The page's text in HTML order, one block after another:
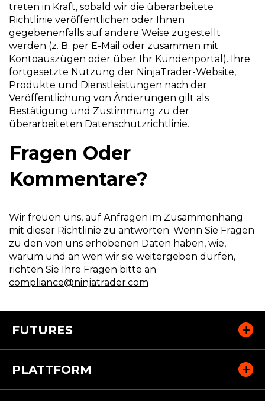
treten in Kraft, sobald wir die überarbeitete
Richtlinie veröffentlichen oder Ihnen
gegebenenfalls auf andere Weise zugestellt
werden (z. B. per E-Mail oder zusammen mit
Kontoauszügen oder über Ihr Kundenportal). Ihre
fortgesetzte Nutzung der NinjaTrader-Website,
Produkte und Dienstleistungen nach der
Veröffentlichung von Änderungen gilt als
Bestätigung und Zustimmung zu der
überarbeiteten Datenschutzrichtlinie.
Fragen Oder
Kommentare?
Wir freuen uns, auf Anfragen im Zusammenhang
mit dieser Richtlinie zu antworten. Wenn Sie Fragen
zu den von uns erhobenen Daten haben, wie,
warum und an wen wir sie weitergeben dürfen,
richten Sie Ihre Fragen bitte an
compliance@ninjatrader.com
FUTURES
PLATTFORM